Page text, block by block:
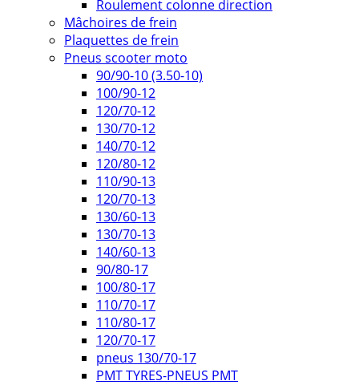
Roulement colonne direction
Mâchoires de frein
Plaquettes de frein
Pneus scooter moto
90/90-10 (3.50-10)
100/90-12
120/70-12
130/70-12
140/70-12
120/80-12
110/90-13
120/70-13
130/60-13
130/70-13
140/60-13
90/80-17
100/80-17
110/70-17
110/80-17
120/70-17
pneus 130/70-17
PMT TYRES-PNEUS PMT